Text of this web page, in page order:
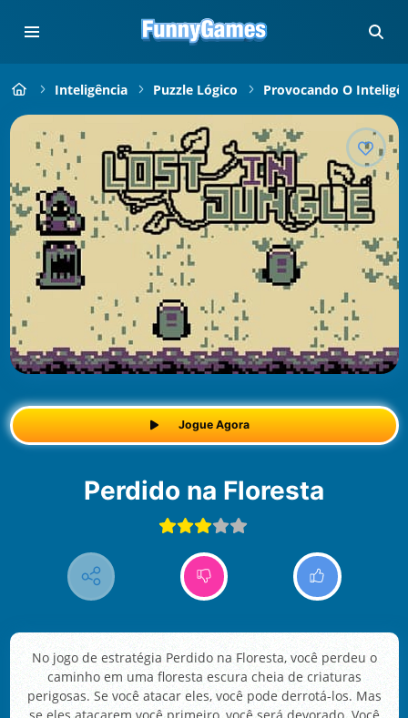
Inteligência Puzzle Lógico Provocando O
Jogue Agora
Perdido na Floresta
No jogo de estratégia Perdido na Floresta, você perdeu o
caminho em uma floresta escura cheia de criaturas
perigosas. Se você atacar eles, você pode derrotá-los. Mas